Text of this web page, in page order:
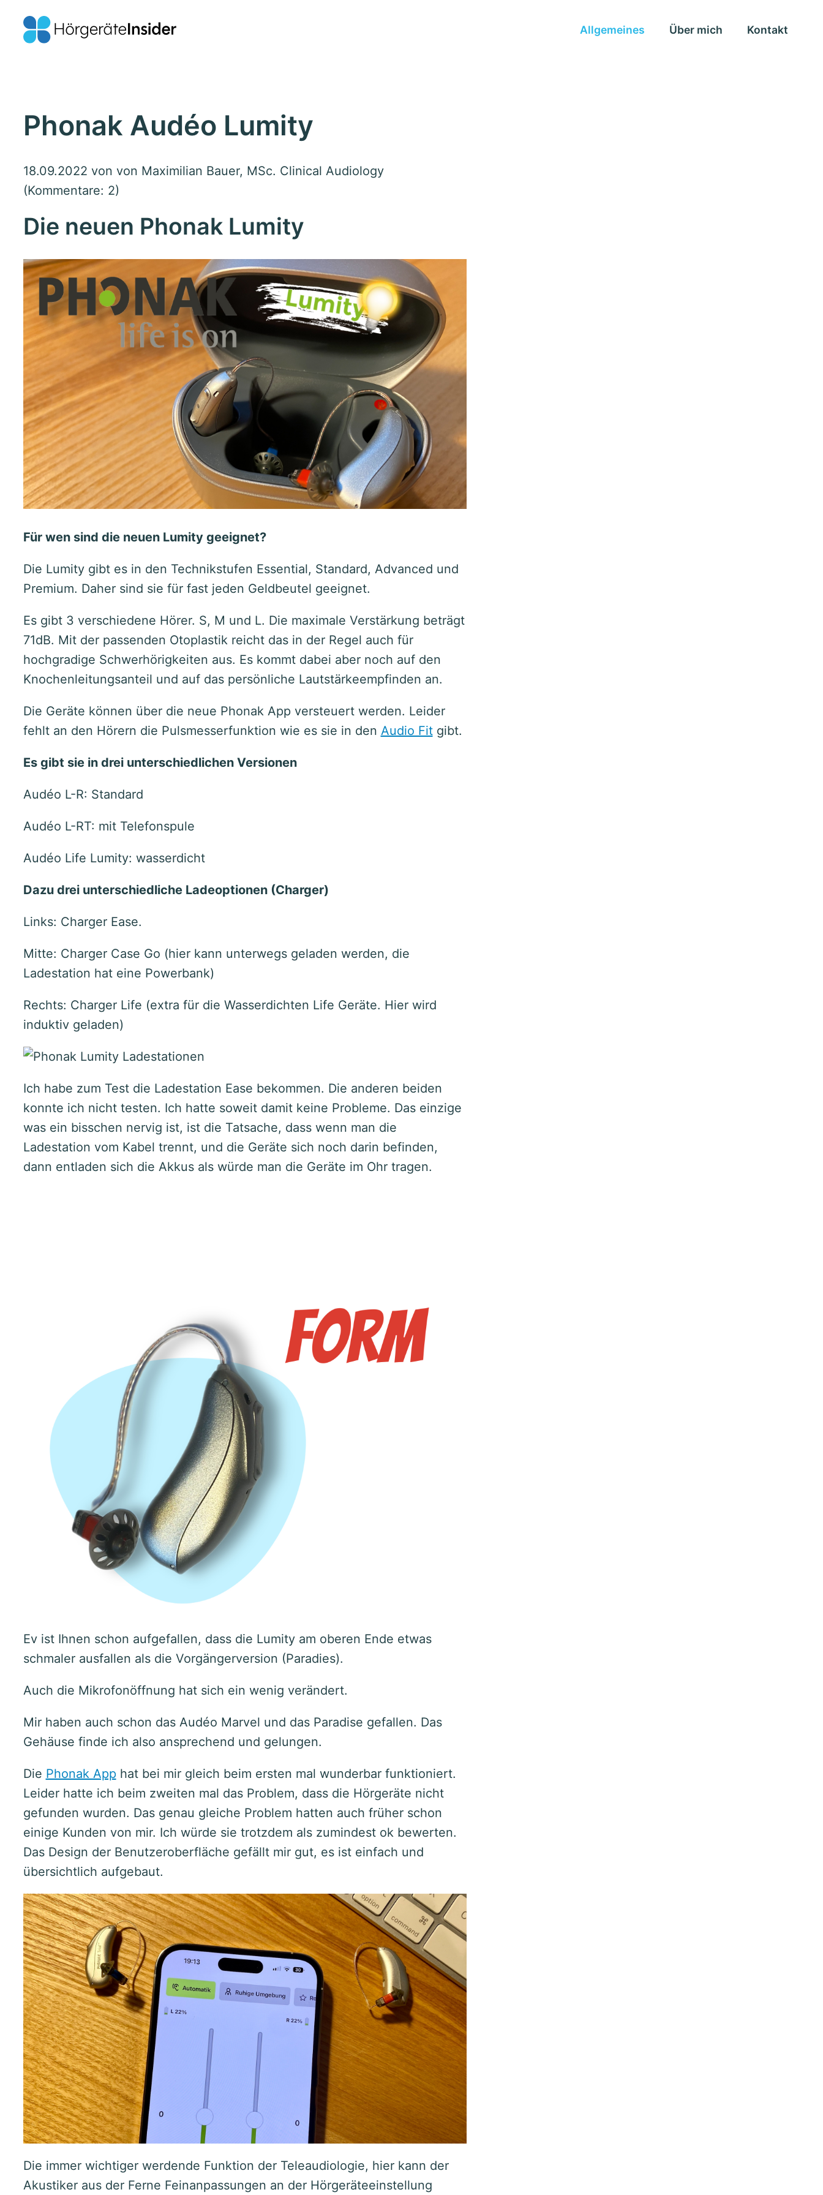
Allgemeines Über mich Kontakt
Phonak Audéo Lumity
18.09.2022 von von Maximilian Bauer, MSc. Clinical Audiology
(Kommentare: 2)
Die neuen Phonak Lumity
Für wen sind die neuen Lumity geeignet?
Die Lumity gibt es in den Technikstufen Essential, Standard, Advanced und
Premium. Daher sind sie für fast jeden Geldbeutel geeignet.
Es gibt 3 verschiedene Hörer. S, M und L. Die maximale Verstärkung beträgt
71dB. Mit der passenden Otoplastik reicht das in der Regel auch für
hochgradige Schwerhörigkeiten aus. Es kommt dabei aber noch auf den
Knochenleitungsanteil und auf das persönliche Lautstärkeempfinden an.
Die Geräte können über die neue Phonak App versteuert werden. Leider
fehlt an den Hörern die Pulsmesserfunktion wie es sie in den Audio Fitgibt.
Es gibt sie in drei unterschiedlichen Versionen
Audéo L-R: Standard
Audéo L-RT: mit Telefonspule
Audéo Life Lumity: wasserdicht
Dazu drei unterschiedliche Ladeoptionen (Charger)
Links: Charger Ease.
Mitte: Charger Case Go (hier kann unterwegs geladen werden, die
Ladestation hat eine Powerbank)
Rechts: Charger Life (extra für die Wasserdichten Life Geräte. Hier wird
induktiv geladen)
Ich habe zum Test die Ladestation Ease bekommen. Die anderen beiden
konnte ich nicht testen. Ich hatte soweit damit keine Probleme. Das einzige
was ein bisschen nervig ist, ist die Tatsache, dass wenn man die
Ladestation vom Kabel trennt, und die Geräte sich noch darin befinden,
dann entladen sich die Akkus als würde man die Geräte im Ohr tragen.
Ev ist Ihnen schon aufgefallen, dass die Lumity am oberen Ende etwas
schmaler ausfallen als die Vorgängerversion (Paradies).
Auch die Mikrofonöffnung hat sich ein wenig verändert.
Mir haben auch schon das Audéo Marvel und das Paradise gefallen. Das
Gehäuse finde ich also ansprechend und gelungen.
Die Phonak Apphat bei mir gleich beim ersten mal wunderbar funktioniert.
Leider hatte ich beim zweiten mal das Problem, dass die Hörgeräte nicht
gefunden wurden. Das genau gleiche Problem hatten auch früher schon
einige Kunden von mir. Ich würde sie trotzdem als zumindest ok bewerten.
Das Design der Benutzeroberfläche gefällt mir gut, es ist einfach und
übersichtlich aufgebaut.
Die immer wichtiger werdende Funktion der Teleaudiologie, hier kann der
Akustiker aus der Ferne Feinanpassungen an der Hörgeräteeinstellung